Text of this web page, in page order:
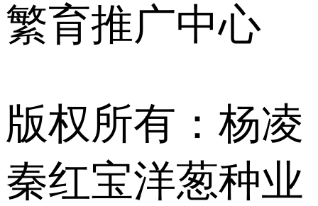
繁育推广中心
版权所有：杨凌
秦红宝洋葱种业